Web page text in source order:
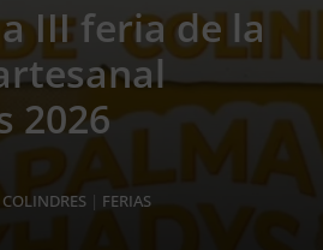
III feria de la
2026
COLINDRES| FERIAS